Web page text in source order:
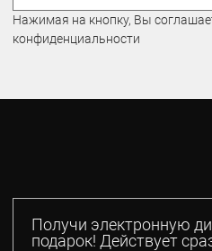
Нажимая на кнопку, Вы
конфиденциальности
Получи электронную
подарок! Действует